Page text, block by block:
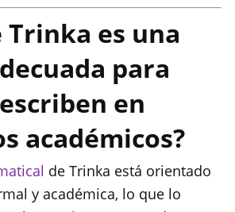
Trinka es una
para
en
académicos?
de Trinka está orientado
y académica, lo que lo